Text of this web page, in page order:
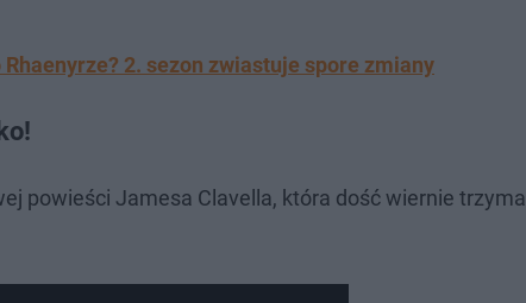
2. sezon zwiastuje spore zmiany
powieści Jamesa Clavella, która dość wiernie trzyma